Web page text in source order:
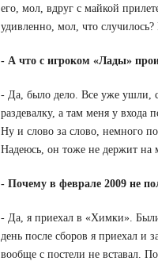
его, мол, вдруг с майкой
удивленно, мол, что
- А что с игроком «Лады»
- Да, было дело. Все уже ушли,
раздевалку, а там меня у
Ну и слово за слово, немного
Надеюсь, он тоже не держит на
- Почему в феврале 2009 не
- Да, я приехал в «Химки».
день после сборов я приехал и
вообще с постели не вставал.